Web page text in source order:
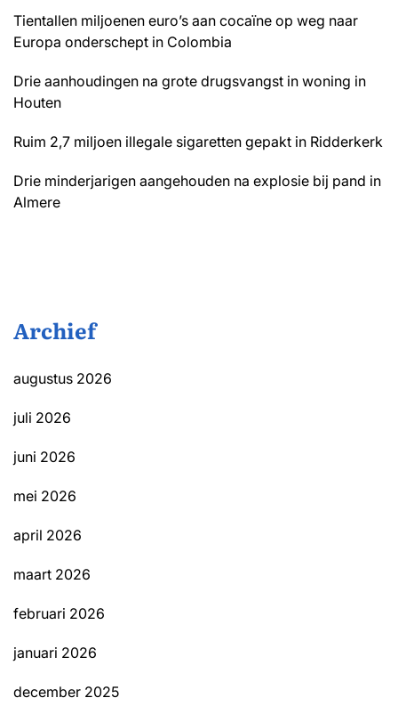
Tientallen miljoenen euro’s aan cocaïne op weg naar
Europa onderschept in Colombia
Drie aanhoudingen na grote drugsvangst in woning in
Houten
Ruim 2,7 miljoen illegale sigaretten gepakt in Ridderkerk
Drie minderjarigen aangehouden na explosie bij pand in
Almere
Archief
augustus 2026
juli 2026
juni 2026
mei 2026
april 2026
maart 2026
februari 2026
januari 2026
december 2025